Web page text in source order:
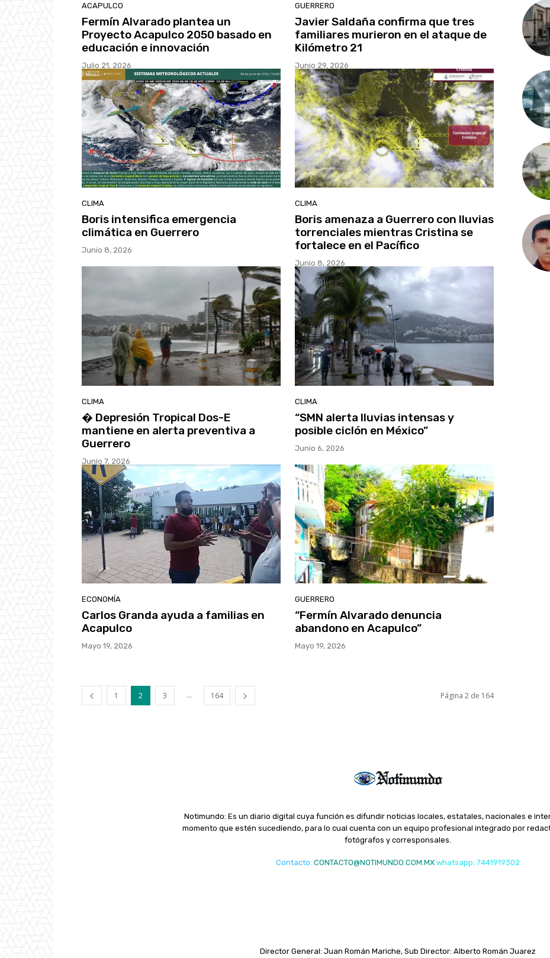
ACAPULCO
Fermín Alvarado plantea un
Proyecto Acapulco 2050 basado en
educación e innovación
Julio 21, 2026
GUERRERO
Javier Saldaña confirma que tres
familiares murieron en el ataque de
Kilómetro 21
Junio 29, 2026
CLIMA
Boris intensifica emergencia
climática en Guerrero
Junio 8, 2026
CLIMA
Boris amenaza a Guerrero con lluvias
torrenciales mientras Cristina se
fortalece en el Pacífico
Junio 8, 2026
CLIMA
�️ Depresión Tropical Dos-E
mantiene en alerta preventiva a
Guerrero
Junio 7, 2026
CLIMA
“SMN alerta lluvias intensas y
posible ciclón en México”
Junio 6, 2026
ECONOMÍA
Carlos Granda ayuda a familias en
Acapulco
Mayo 19, 2026
GUERRERO
“Fermín Alvarado denuncia
abandono en Acapulco”
Mayo 19, 2026
1 2 3 ... 164 Página 2 de 164
Notimundo: Es un diario digital cuya función es difundir noticias locales, estatales, nacionales e
momento que estén sucediendo, para lo cual cuenta con un equipo profesional integrado por
fotógrafos y corresponsales.
Contacto: CONTACTO@NOTIMUNDO.COM.MX whatsapp: 7441919302
Director General: Juan Román Mariche, Sub Director: Alberto Román Juarez